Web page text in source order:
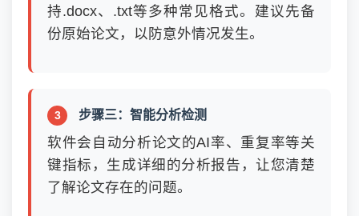
持.docx、.txt等多种常见格式。建议先备
份原始论文，以防意外情况发生。
步骤三：智能分析检测
软件会自动分析论文的AI率、重复率等关
键指标，生成详细的分析报告，让您清楚
了解论文存在的问题。